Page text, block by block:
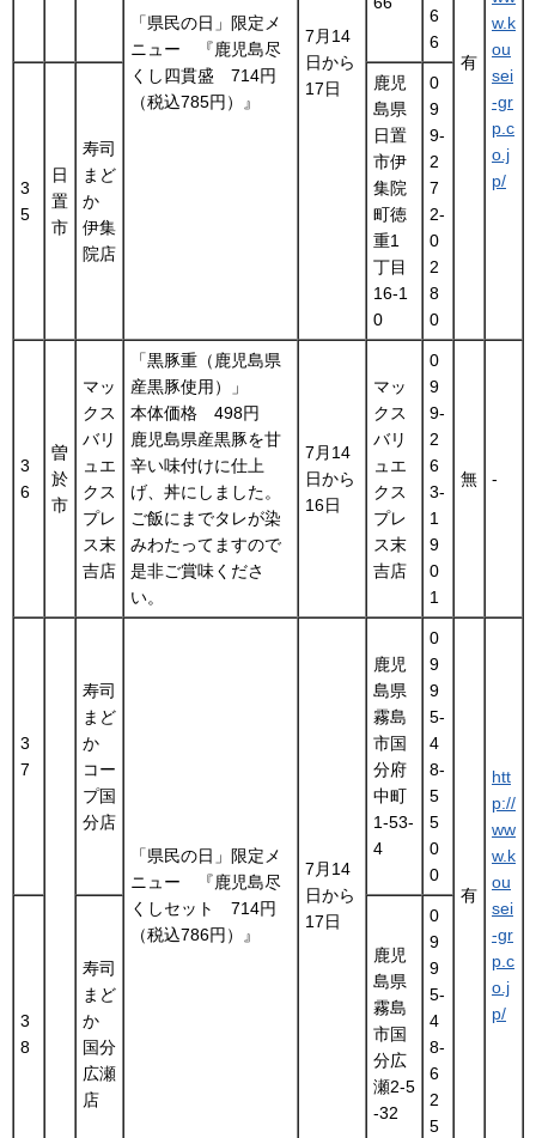
「県民の日」限定メ
ニュー 『鹿児島尽
くし四貫盛 714円
（税込785円）』
7月14
日から
17日
6
6
有
w.k
ou
sei
-gr
p.c
o.j
p/
3
5
日
置
市
寿司
まど
か
伊集
院店
鹿児
島県
日置
市伊
集院
町徳
重1
丁目
16-1
0
0
9
9-
2
7
2-
0
2
8
0
3
6
曽
於
市
マッ
クス
バリ
ュエ
クス
プレ
ス末
吉店
「黒豚重（鹿児島県
産黒豚使用）」
本体価格 498円
鹿児島県産黒豚を甘
辛い味付けに仕上
げ、丼にしました。
ご飯にまでタレが染
みわたってますので
是非ご賞味くださ
い。
7月14
日から
16日
マッ
クス
バリ
ュエ
クス
プレ
ス末
吉店
0
9
9-
2
6
3-
1
9
0
1
無 -
3
7
寿司
まど
か
コー
プ国
分店
「県民の日」限定メ
ニュー 『鹿児島尽
くしセット 714円
（税込786円）』
7月14
日から
17日
鹿児
島県
霧島
市国
分府
中町
1-53-
4
0
9
9
5-
4
8-
5
5
0
0
有
htt
p://
ww
w.k
ou
sei
-gr
p.c
o.j
p/
3
8
寿司
まど
か
国分
広瀬
店
鹿児
島県
霧島
市国
分広
瀬2-5
-32
0
9
9
5-
4
8-
6
2
5